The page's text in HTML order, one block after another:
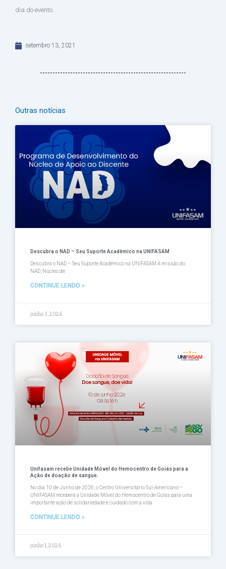
dia do evento.
setembro 13, 2021
Outras notícias
Descubra o NAD – Seu Suporte Acadêmico na UNIFASAM
Descubra o NAD – Seu Suporte Acadêmico na UNIFASAM A missão do
NAD, Núcleo de
CONTINUE LENDO »
junho 3, 2026
Unifasam recebe Unidade Móvel do Hemocentro de Goiás para a
Ação de doação de sangue.
No dia 10 de Junho de 2026, o Centro Universitário Sul-Americano –
UNIFASAM receberá a Unidade Móvel do Hemocentro de Goiás para uma
importante ação de solidariedade e cuidado com a vida.
CONTINUE LENDO »
junho 1, 2026
PáginaPágina